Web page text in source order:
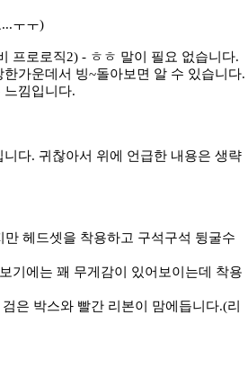
ㅜㅜ)
프로로직2) - ㅎㅎ 말이 필요 없습니다.
가운데서 빙~돌아보면 알 수 있습니다.
느낌입니다.
다. 귀찮아서 위에 언급한 내용은 생략
헤드셋을 착용하고 구석구석 뒹굴수
기에는 꽤 무게감이 있어보이는데 착용
은 박스와 빨간 리본이 맘에듭니다.(리